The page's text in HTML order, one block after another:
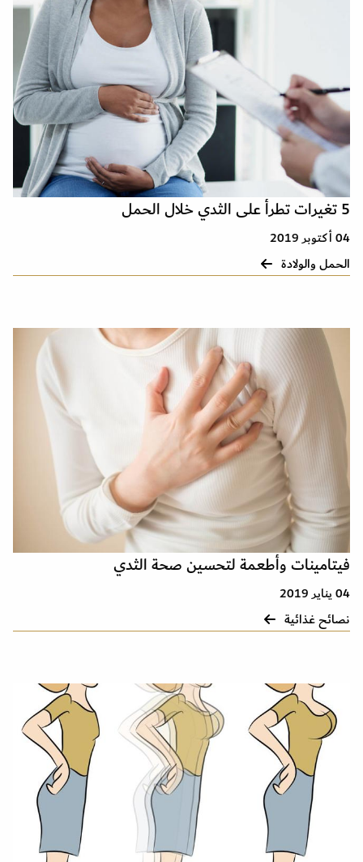
5 تغيرات تطرأ على الثدي خلال الحمل
04 أكتوبر 2019
الحمل والولادة
فيتامينات وأطعمة لتحسين صحة الثدي
04 يناير 2019
نصائح غذائية